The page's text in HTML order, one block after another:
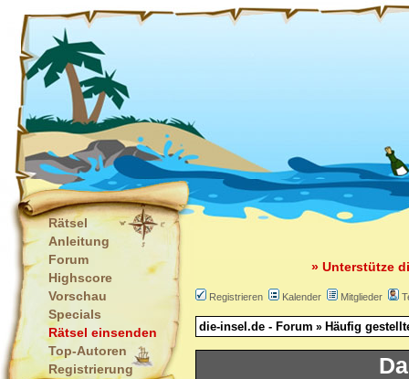
Rätsel
Anleitung
Forum
Highscore
Vorschau
Specials
Rätsel einsenden
Top-Autoren
Registrierung
» Unterstütze
Registrieren Kalender Mitglieder
die-insel.de - Forum » Häufig